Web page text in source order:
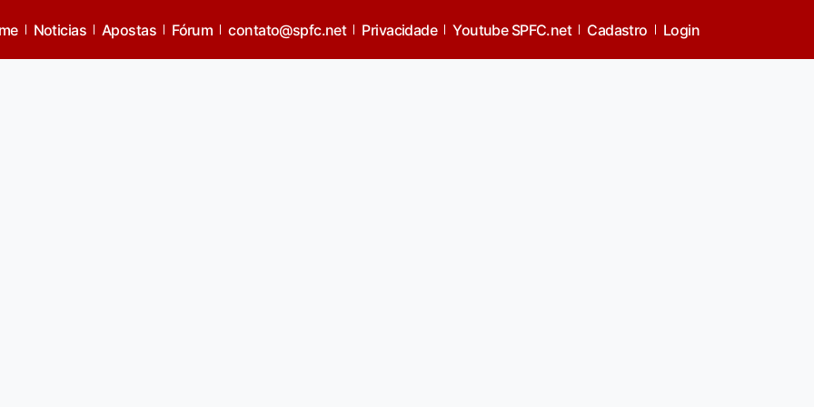
pra nós
Noticias Apostas Fórum contato@spfc.net Privacidade Youtube SPFC.net Cadastro Login